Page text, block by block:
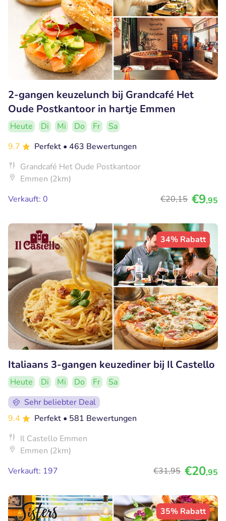
2-gangen keuzelunch bij Grandcafé Het
Oude Postkantoor in hartje Emmen
Heute Di Mi Do Fr
Sa
9.7
Perfekt • 463 Bewertungen
Grandcafé Het Oude Postkantoor
Emmen (2km)
Verkauft: 0
€20,15 €9,95
34% Rabatt
Italiaans 3-gangen keuzediner bij Il Castello
Heute Di Mi Do Fr
Sa
Sehr beliebter Deal
9.4
Perfekt • 581 Bewertungen
Il Castello Emmen
Emmen (2km)
Verkauft: 197
€31,95 €20,95
35% Rabatt